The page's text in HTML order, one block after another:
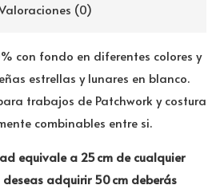
(0)
con fondo en diferentes colores y
estrellas y lunares en blanco.
trabajos de Patchwork y costura
combinables entre si.
equivale a 25 cm de cualquier
adquirir 50 cm deberás